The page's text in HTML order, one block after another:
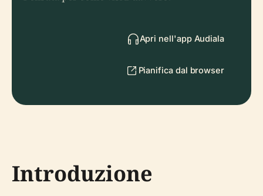
Apri nell'app Audiala
Pianifica dal browser
Introduzione